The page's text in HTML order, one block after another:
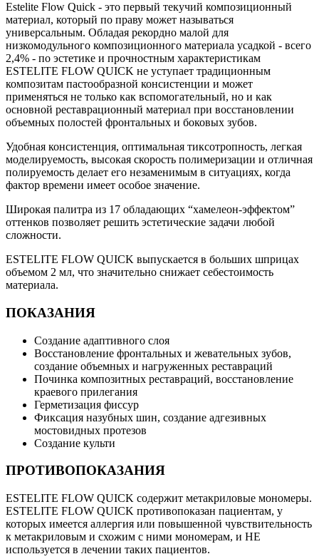
Estelite Flow Quick - это первый текучий композиционный
материал, который по праву может называться
универсальным. Обладая рекордно малой для
низкомодульного композиционного материала усадкой - всего
2,4% - по эстетике и прочностным характеристикам
ESTELITE FLOW QUICK не уступает традиционным
композитам пастообразной консистенции и может
применяться не только как вспомогательный, но и как
основной реставрационный материал при восстановлении
объемных полостей фронтальных и боковых зубов.
Удобная консистенция, оптимальная тиксотропность, легкая
моделируемость, высокая скорость полимеризации и отличная
полируемость делает его незаменимым в ситуациях, когда
фактор времени имеет особое значение.
Широкая палитра из 17 обладающих “хамелеон-эффектом”
оттенков позволяет решить эстетические задачи любой
сложности.
ESTELITE FLOW QUICK выпускается в больших шприцах
объемом 2 мл, что значительно снижает себестоимость
материала.
ПОКАЗАНИЯ
Создание адаптивного слоя
Восстановление фронтальных и жевательных зубов,
создание объемных и нагруженных реставраций
Починка композитных реставраций, восстановление
краевого прилегания
Герметизация фиссур
Фиксация назубных шин, создание адгезивных
мостовидных протезов
Создание культи
ПРОТИВОПОКАЗАНИЯ
ESTELITE FLOW QUICK содержит метакриловые мономеры.
ESTELITE FLOW QUICK противопоказан пациентам, у
которых имеется аллергия или повышенной чувствительность
к метакриловым и схожим с ними мономерам, и НЕ
используется в лечении таких пациентов.